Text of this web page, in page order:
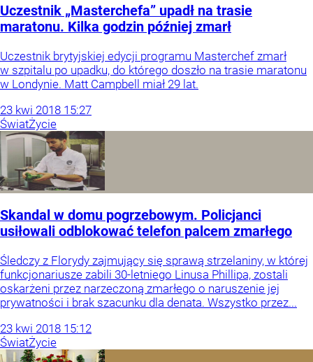
Uczestnik „Masterchefa” upadł na trasie
maratonu. Kilka godzin później zmarł
Uczestnik brytyjskiej edycji programu Masterchef zmarł
w szpitalu po upadku, do którego doszło na trasie maratonu
w Londynie. Matt Campbell miał 29 lat.
23 kwi 2018 15:27
ŚwiatŻycie
Skandal w domu pogrzebowym. Policjanci
usiłowali odblokować telefon palcem zmarłego
Śledczy z Florydy zajmujący się sprawą strzelaniny, w której
funkcjonariusze zabili 30-letniego Linusa Phillipa, zostali
oskarżeni przez narzeczoną zmarłego o naruszenie jej
prywatności i brak szacunku dla denata. Wszystko przez...
23 kwi 2018 15:12
ŚwiatŻycie